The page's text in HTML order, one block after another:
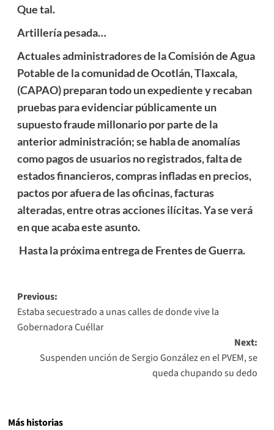
Que tal.
Artillería pesada…
Actuales administradores de la Comisión de Agua
Potable de la comunidad de Ocotlán, Tlaxcala,
(CAPAO) preparan todo un expediente y recaban
pruebas para evidenciar públicamente un
supuesto fraude millonario por parte de la
anterior administración; se habla de anomalías
como pagos de usuarios no registrados, falta de
estados financieros, compras infladas en precios,
pactos por afuera de las oficinas, facturas
alteradas, entre otras acciones ilícitas. Ya se verá
en que acaba este asunto.
Hasta la próxima entrega de Frentes de Guerra.
Post
navigation
Previous:
Estaba secuestrado a unas calles de donde vive la
Gobernadora Cuéllar
Next:
Suspenden unción de Sergio González en el PVEM, se
queda chupando su dedo
Más historias